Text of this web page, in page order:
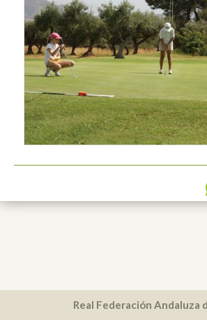
Real Federación Andaluza